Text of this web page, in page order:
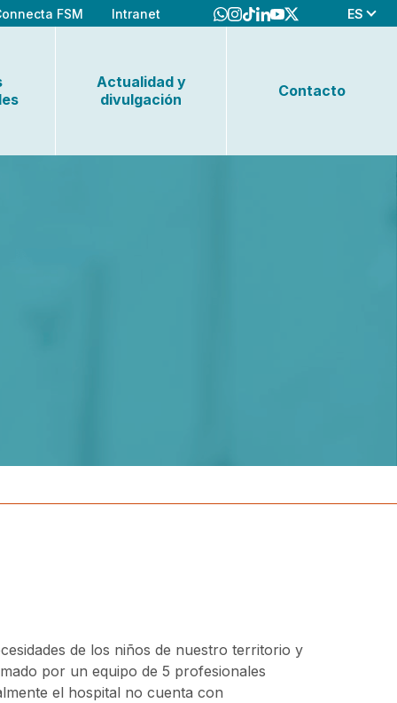
FSM Intranet ES
Actualidad y
divulgación
Contacto
de los niños de nuestro territorio y
por un equipo de 5 profesionales
el hospital no cuenta con